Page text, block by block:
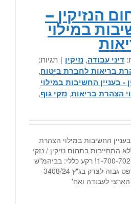
הנזיקין –
במילוי
דיני עבודה, נזיקין | תגיות:
בריאות לחברת ביטוח,
בעניין החשיבות במילוי
הצהרת בריאות, נזקי גוף,
החשיבות במילוי הצהרת
התחייבות בתחום נזיקין / נזקי
גוף התקשרו אלינו 1-700-702-755! רקע כללי: בביהמ"ש
העליון בשבתו כבית משפט גבוה לצדק בג"ץ 3408/24
הארצי לעבודה ואח'